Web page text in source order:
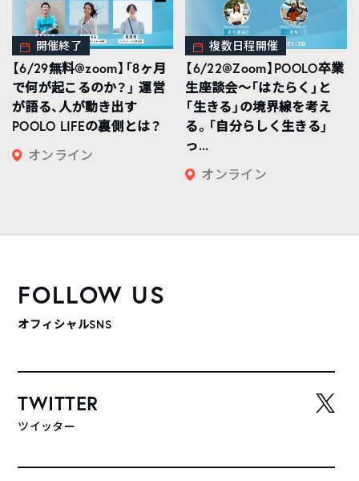
開催終了
【6/29無料@zoom】「8ヶ月
で何が起こるのか？」 運営
が語る、人が動き出す
POOLO LIFEの裏側とは？
オンライン
複数日程開催
【6/22@Zoom】POOLO卒業
生座談会〜「はたらく」と
「生きる」の境界線を考え
る。「自分らしく生きる」
っ...
オンライン
FOLLOW US
オフィシャルSNS
TWITTER
ツイッター